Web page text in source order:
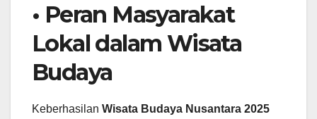
• Peran Masyarakat
Lokal dalam Wisata
Budaya
Keberhasilan Wisata Budaya Nusantara 2025